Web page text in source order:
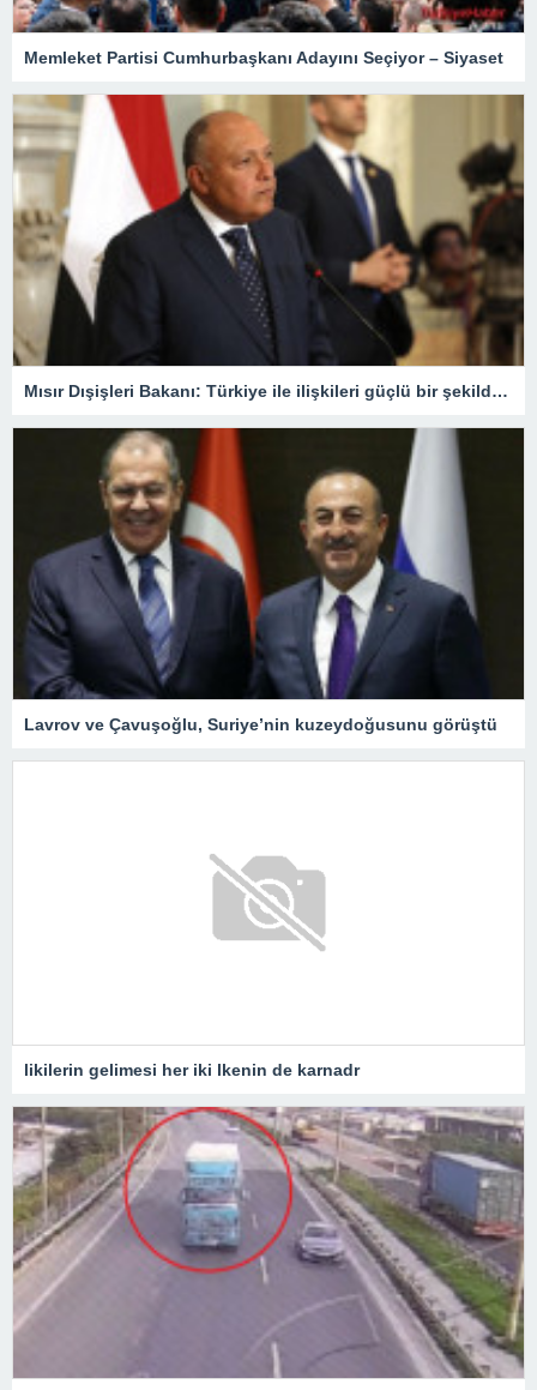
Memleket Partisi Cumhurbaşkanı Adayını Seçiyor – Siyaset
Mısır Dışişleri Bakanı: Türkiye ile ilişkileri güçlü bir şekilde yeniden kuracağımızdan eminiz
Lavrov ve Çavuşoğlu, Suriye’nin kuzeydoğusunu görüştü
likilerin gelimesi her iki lkenin de karnadr